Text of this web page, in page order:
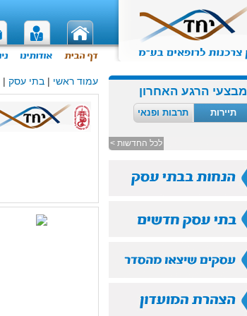
מבצעי הרגע האחרון
תיירות תרבות ופנאי
לכל החדשות >
עמוד ראשי |בתי עסק |